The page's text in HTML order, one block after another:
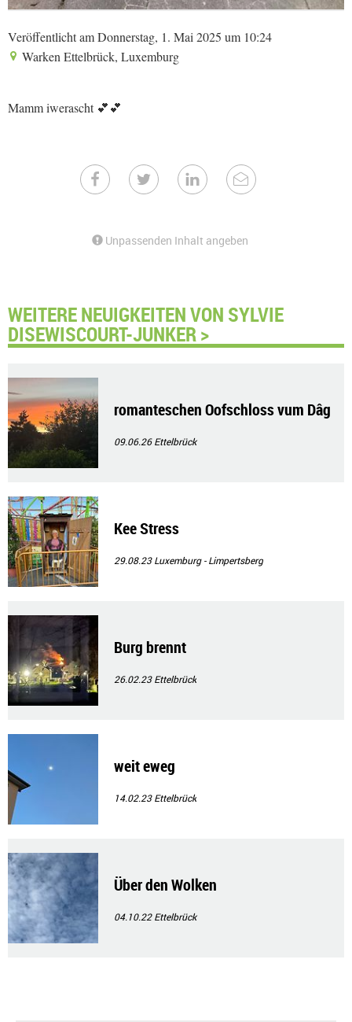
Veröffentlicht am Donnerstag, 1. Mai 2025 um 10:24
Warken Ettelbrück, Luxemburg
Mamm iwerascht 💕💕
Unpassenden Inhalt angeben
WEITERE NEUIGKEITEN VON SYLVIE
DISEWISCOURT-JUNKER >
romanteschen Oofschloss vum Dâg
09.06.26Ettelbrück
Kee Stress
29.08.23Luxemburg - Limpertsberg
Burg brennt
26.02.23Ettelbrück
weit eweg
14.02.23Ettelbrück
Über den Wolken
04.10.22Ettelbrück